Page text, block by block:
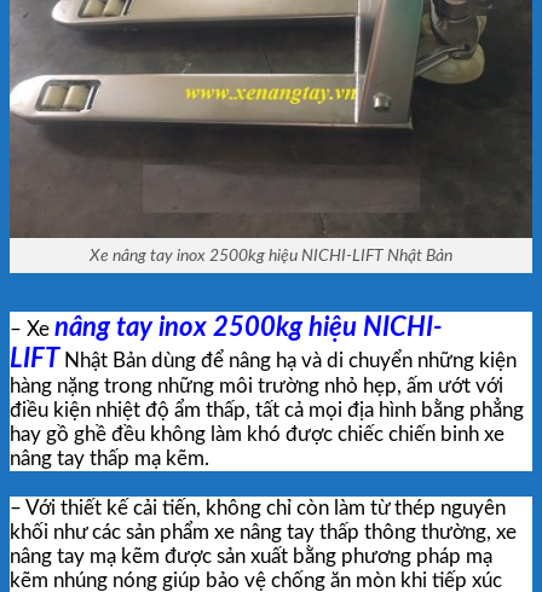
Xe nâng tay inox 2500kg hiệu NICHI-LIFT Nhật Bản
– Xe nâng tay inox 2500kg hiệu NICHI-
LIFT Nhật Bản dùng để nâng hạ và di chuyển những kiện
hàng nặng trong những môi trường nhỏ hẹp, ấm ướt với
điều kiện nhiệt độ ẩm thấp, tất cả mọi địa hình bằng phẳng
hay gồ ghề đều không làm khó được chiếc chiến binh xe
nâng tay thấp mạ kẽm.
– Với thiết kế cải tiến, không chỉ còn làm từ thép nguyên
khối như các sản phẩm xe nâng tay thấp thông thường, xe
nâng tay mạ kẽm được sản xuất bằng phương pháp mạ
kẽm nhúng nóng giúp bảo vệ chống ăn mòn khi tiếp xúc